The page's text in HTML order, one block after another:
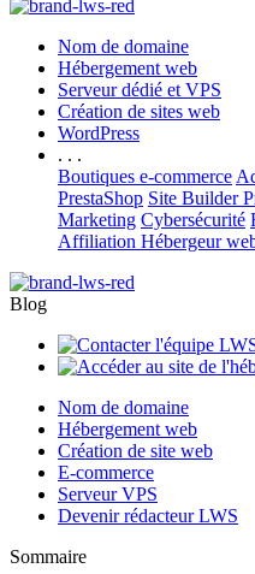
Nom de domaine
Hébergement web
Serveur dédié et VPS
Création de sites web
WordPress
. . .
Boutiques e-commerce
PrestaShop Site Builder
Marketing Cybersécurité
Affiliation Hébergeur
Blog
Nom de domaine
Hébergement web
Création de site web
E-commerce
Serveur VPS
Devenir rédacteur LWS
Sommaire